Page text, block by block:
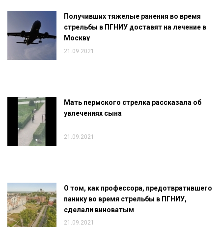
Получивших тяжелые ранения во время
стрельбы в ПГНИУ доставят на лечение в
Москву
21.09.2021
Мать пермского стрелка рассказала об
увлечениях сына
21.09.2021
О том, как профессора, предотвратившего
панику во время стрельбы в ПГНИУ,
сделали виноватым
21.09.2021